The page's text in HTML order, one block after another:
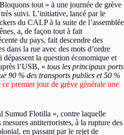
tout » à une journée de grève
suivi. L’initiative, lancé par le
du CALP à la suite de l’assemblée
a, de façon tout à fait
du pays, fait descendre des
dans la rue avec des mots d’ordre
la question économique et
l’USB, « tous les principaux ports
90 % des transports publics et 50 %
ce premier jour de grève générale une
Sumud Flotilla », contre laquelle
antiterroristes, à la rupture des
en passant par le rejet de